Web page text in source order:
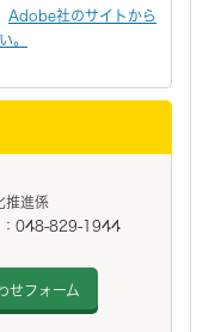
Adobe社のサイトから
。
推進係
：048-829-1944
せフォーム